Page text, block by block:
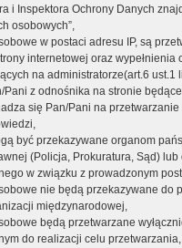
i Inspektora Ochrony Danych
osobowych”,
w postaci adresu IP, są
internetowej oraz wypełnienia
na administratorze(art.6 ust.1
Pani z odnośnika na stronie
się Pan/Pani na przetwarzanie
być przekazywane organom
(Policja, Prokuratura, Sąd) lub
w związku z prowadzonym
nie będą przekazywane do
międzynarodowej,
będą przetwarzane
do realizacji celu przetwarzania,